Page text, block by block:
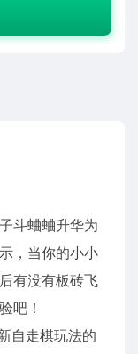
斗蛐蛐升华为
，当你的小小
有没有板砖飞
吧！
自走棋玩法的